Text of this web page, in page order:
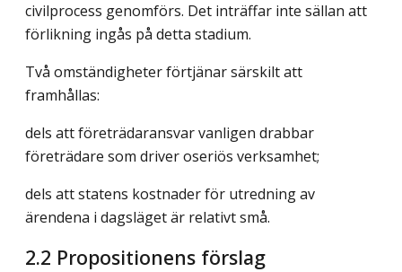
civilprocess genomförs. Det inträffar inte sällan att
förlikning ingås på detta stadium.
Två omständigheter förtjänar särskilt att
framhållas:
dels att företrädaransvar vanligen drabbar
företrädare som driver oseriös verksamhet;
dels att statens kostnader för utredning av
ärendena i dagsläget är relativt små.
2.2 Propositionens förslag